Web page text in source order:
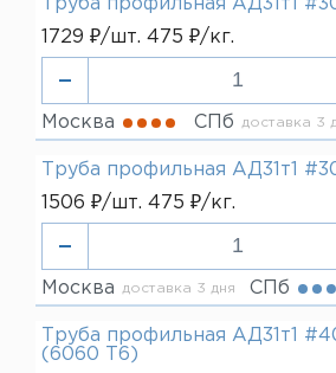
Труба профильная АД31т1
1729 ₽/шт. 475 ₽/кг.
Москва СПб доставка 3
Труба профильная АД31т1
1506 ₽/шт. 475 ₽/кг.
Москва доставка 3 дня СПб
Труба профильная АД31т1
(6060 Т6)